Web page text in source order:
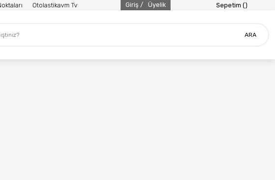
Otolastikavm Tv Giriş / Üyelik Sepetim ()
ARA